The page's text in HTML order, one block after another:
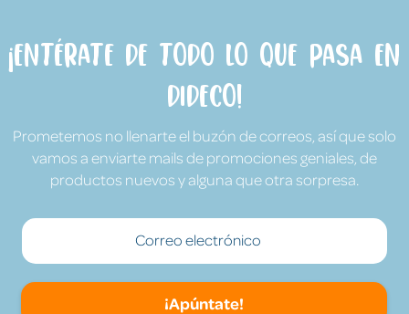
¡Entérate de todo lo que pasa en
Dideco!
Prometemos no llenarte el buzón de correos, así que solo
vamos a enviarte mails de promociones geniales, de
productos nuevos y alguna que otra sorpresa.
¡Apúntate!